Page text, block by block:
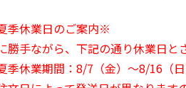
季休業日のご案内※
勝手ながら、下記の通り休業日と
季休業期間：8/7（金）～8/16（日